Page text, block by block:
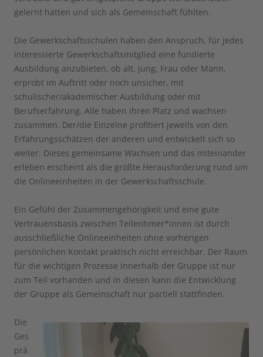
gelernt hatten und sich als Gemeinschaft fühlten.
Die Gewerkschaftsschulen haben den Anspruch, für jedes
interessierte Gewerkschaftsmitglied eine fundierte
Ausbildung anzubieten, ob alt, jung, Frau oder Mann,
erprobt im Auftritt oder noch unsicher, mit
schulischer/akademischer Ausbildung oder mit
Berufserfahrung. Alle haben ihren Platz und wachsen
zusammen. Der/die Einzelne profitiert jeweils von den
Erfahrungsschätzen der anderen und entwickelt sich so
weiter. Dieses gemeinsame Wachsen und das miteinander
erleben erscheint als die größte Herausforderung rund um
die Onlineeinheiten in der Gewerkschaftsschule.
Ein Gefühl der Zusammengehörigkeit und eine gute
Vertrauensbasis zwischen Teilenhmer*innen ist durch
ausschließliche Onlineeinheiten ohne vorherigen
persönlichen Kontakt praktisch nicht erreichbar. Der Raum
für die wichtigen Prozesse innerhalb der Gruppe ist nur
zum Teil vorhanden und in diesen kann die Entwicklung
der Gruppe als Gemeinschaft nur partiell stattfinden.
Die
Ges
prä